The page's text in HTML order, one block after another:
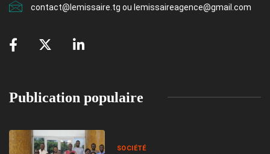
contact@lemissaire.tg ou lemissaireagence@gmail.com
Publication populaire
SOCIÉTÉ